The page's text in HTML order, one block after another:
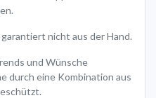
nicht aus der Hand.
und Wünsche
durch eine Kombination aus